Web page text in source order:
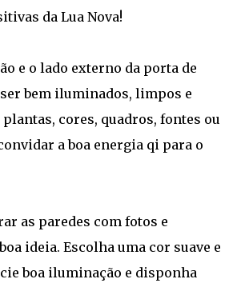
da Lua Nova!
e o lado externo da porta de
bem iluminados, limpos e
cores, quadros, fontes ou
a boa energia qi para o
as paredes com fotos e
ideia. Escolha uma cor suave e
boa iluminação e disponha